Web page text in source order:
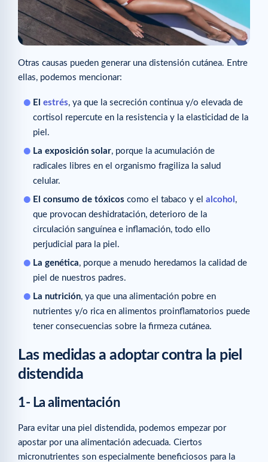
Otras causas pueden generar una distensión cutánea. Entre
ellas, podemos mencionar:
El estrés, ya que la secreción continua y/o elevada de
cortisol repercute en la resistencia y la elasticidad de la
piel.
La exposición solar, porque la acumulación de
radicales libres en el organismo fragiliza la salud
celular.
El consumo de tóxicos como el tabaco y el alcohol ,
que provocan deshidratación, deterioro de la
circulación sanguínea e inflamación, todo ello
perjudicial para la piel.
La genética, porque a menudo heredamos la calidad de
piel de nuestros padres.
La nutrición, ya que una alimentación pobre en
nutrientes y/o rica en alimentos proinflamatorios puede
tener consecuencias sobre la firmeza cutánea.
Las medidas a adoptar contra la piel
distendida
1- La alimentación
Para evitar una piel distendida, podemos empezar por
apostar por una alimentación adecuada. Ciertos
micronutrientes son especialmente beneficiosos para la